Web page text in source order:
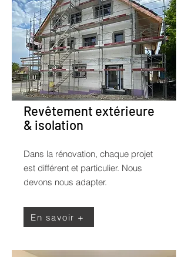
Revêtement extérieure
& isolation
Dans la rénovation, chaque projet
est différent et particulier. Nous
devons nous adapter.
En savoir +